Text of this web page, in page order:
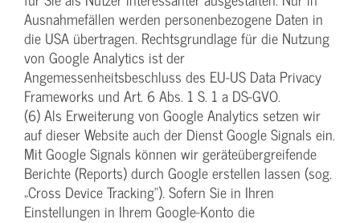
Ausnahmefällen werden personenbezogene Daten in
die USA übertragen. Rechtsgrundlage für die Nutzung
von Google Analytics ist der
Angemessenheitsbeschluss des EU-US Data Privacy
Frameworks und Art. 6 Abs. 1 S. 1 a DS-GVO.
(6) Als Erweiterung von Google Analytics setzen wir
auf dieser Website auch der Dienst Google Signals ein.
Mit Google Signals können wir geräteübergreifende
Berichte (Reports) durch Google erstellen lassen (sog.
„Cross Device Tracking“). Sofern Sie in Ihren
Einstellungen in Ihrem Google-Konto die